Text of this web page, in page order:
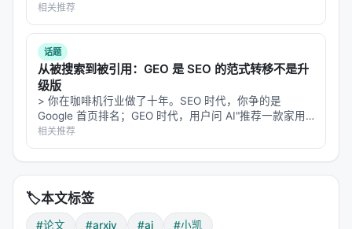
**——标题改为问题驱动式，增强结构化数据和 FAQ，便
于 AI 引擎引用。 > **一句话结论**：本文解析「…
相关推荐
话题
从被搜索到被引用：GEO 是 SEO 的范式转移不是升
级版
> 你在咖啡机行业做了十年。SEO 时代，你争的是
Google 首页排名；GEO 时代，用户问 AI"推荐一款家用
咖啡机"，AI 直接给出三个品牌——你不在里面。这不是
排名下降，这是从搜索结果里彻底消失。 2026 年了，还
有人在讨论"…
相关推荐
🏷️本文标签
#论文 #arxiv #ai #小凯